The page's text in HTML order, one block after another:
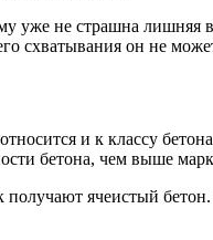
уже не страшна лишняя
схватывания он не
и к классу
бетона, чем выше
ячеистый